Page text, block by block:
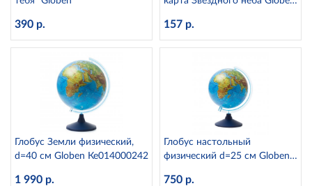
390 р.
ламинация)
157 р.
Глобус Земли физический,
d=40 см Globen Ке014000242
1 990 р.
Глобус настольный
физический d=25 см Globen
750 р.